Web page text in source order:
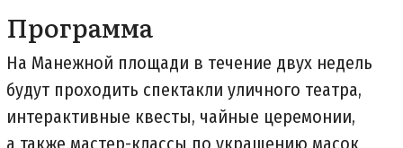
Программа
На Манежной площади в течение двух недель
будут проходить спектакли уличного театра,
интерактивные квесты, чайные церемонии,